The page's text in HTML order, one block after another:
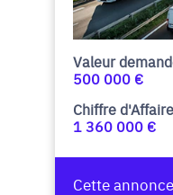
Valeur
500 000 €
Chiffre
1 360 000 €
Cette